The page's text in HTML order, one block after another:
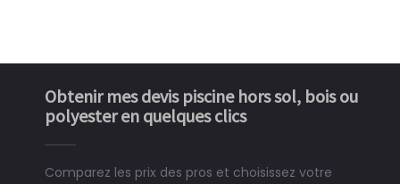
Obtenir mes devis piscine hors sol, bois ou
polyester en quelques clics
Comparez les prix des pros et choisissez votre